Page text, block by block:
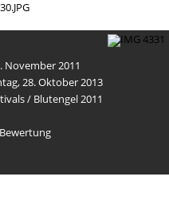
November 2011
28. Oktober 2013
/ Blutengel 2011